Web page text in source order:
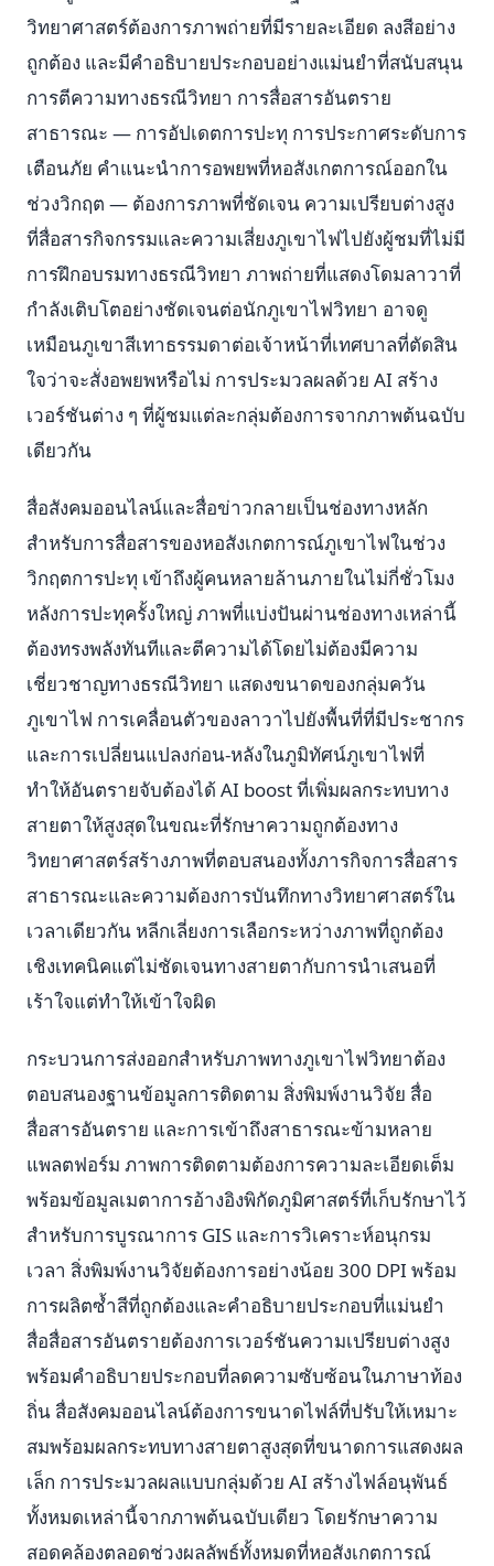
วิทยาศาสตร์ต้องการภาพถ่ายที่มีรายละเอียด ลงสีอย่าง
ถูกต้อง และมีคำอธิบายประกอบอย่างแม่นยำที่สนับสนุน
การตีความทางธรณีวิทยา การสื่อสารอันตราย
สาธารณะ — การอัปเดตการปะทุ การประกาศระดับการ
เตือนภัย คำแนะนำการอพยพที่หอสังเกตการณ์ออกใน
ช่วงวิกฤต — ต้องการภาพที่ชัดเจน ความเปรียบต่างสูง
ที่สื่อสารกิจกรรมและความเสี่ยงภูเขาไฟไปยังผู้ชมที่ไม่มี
การฝึกอบรมทางธรณีวิทยา ภาพถ่ายที่แสดงโดมลาวาที่
กำลังเติบโตอย่างชัดเจนต่อนักภูเขาไฟวิทยา อาจดู
เหมือนภูเขาสีเทาธรรมดาต่อเจ้าหน้าที่เทศบาลที่ตัดสิน
ใจว่าจะสั่งอพยพหรือไม่ การประมวลผลด้วย AI สร้าง
เวอร์ชันต่าง ๆ ที่ผู้ชมแต่ละกลุ่มต้องการจากภาพต้นฉบับ
เดียวกัน
สื่อสังคมออนไลน์และสื่อข่าวกลายเป็นช่องทางหลัก
สำหรับการสื่อสารของหอสังเกตการณ์ภูเขาไฟในช่วง
วิกฤตการปะทุ เข้าถึงผู้คนหลายล้านภายในไม่กี่ชั่วโมง
หลังการปะทุครั้งใหญ่ ภาพที่แบ่งปันผ่านช่องทางเหล่านี้
ต้องทรงพลังทันทีและตีความได้โดยไม่ต้องมีความ
เชี่ยวชาญทางธรณีวิทยา แสดงขนาดของกลุ่มควัน
ภูเขาไฟ การเคลื่อนตัวของลาวาไปยังพื้นที่ที่มีประชากร
และการเปลี่ยนแปลงก่อน-หลังในภูมิทัศน์ภูเขาไฟที่
ทำให้อันตรายจับต้องได้ AI boost ที่เพิ่มผลกระทบทาง
สายตาให้สูงสุดในขณะที่รักษาความถูกต้องทาง
วิทยาศาสตร์สร้างภาพที่ตอบสนองทั้งภารกิจการสื่อสาร
สาธารณะและความต้องการบันทึกทางวิทยาศาสตร์ใน
เวลาเดียวกัน หลีกเลี่ยงการเลือกระหว่างภาพที่ถูกต้อง
เชิงเทคนิคแต่ไม่ชัดเจนทางสายตากับการนำเสนอที่
เร้าใจแต่ทำให้เข้าใจผิด
กระบวนการส่งออกสำหรับภาพทางภูเขาไฟวิทยาต้อง
ตอบสนองฐานข้อมูลการติดตาม สิ่งพิมพ์งานวิจัย สื่อ
สื่อสารอันตราย และการเข้าถึงสาธารณะข้ามหลาย
แพลตฟอร์ม ภาพการติดตามต้องการความละเอียดเต็ม
พร้อมข้อมูลเมตาการอ้างอิงพิกัดภูมิศาสตร์ที่เก็บรักษาไว้
สำหรับการบูรณาการ GIS และการวิเคราะห์อนุกรม
เวลา สิ่งพิมพ์งานวิจัยต้องการอย่างน้อย 300 DPI พร้อม
การผลิตซ้ำสีที่ถูกต้องและคำอธิบายประกอบที่แม่นยำ
สื่อสื่อสารอันตรายต้องการเวอร์ชันความเปรียบต่างสูง
พร้อมคำอธิบายประกอบที่ลดความซับซ้อนในภาษาท้อง
ถิ่น สื่อสังคมออนไลน์ต้องการขนาดไฟล์ที่ปรับให้เหมาะ
สมพร้อมผลกระทบทางสายตาสูงสุดที่ขนาดการแสดงผล
เล็ก การประมวลผลแบบกลุ่มด้วย AI สร้างไฟล์อนุพันธ์
ทั้งหมดเหล่านี้จากภาพต้นฉบับเดียว โดยรักษาความ
สอดคล้องตลอดช่วงผลลัพธ์ทั้งหมดที่หอสังเกตการณ์